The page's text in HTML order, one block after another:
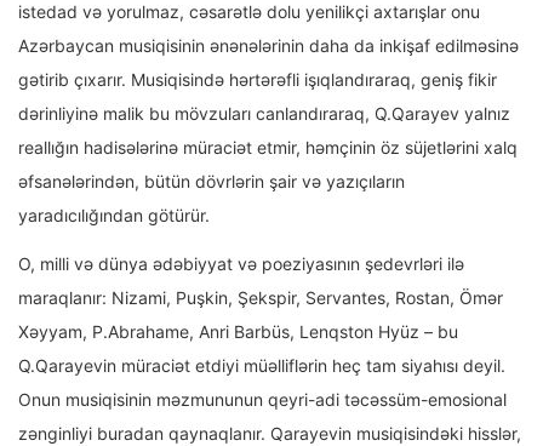
istedad və yorulmaz, cəsarətlə dolu yenilikçi axtarışlar onu
Azərbaycan musiqisinin ənənələrinin daha da inkişaf edilməsinə
gətirib çıxarır. Musiqisində hərtərəfli işıqlandıraraq, geniş fikir
dərinliyinə malik bu mövzuları canlandıraraq, Q.Qarayev yalnız
reallığın hadisələrinə müraciət etmir, həmçinin öz süjetlərini xalq
əfsanələrindən, bütün dövrlərin şair və yazıçıların
yaradıcılığından götürür.
O, milli və dünya ədəbiyyat və poeziyasının şedevrləri ilə
maraqlanır: Nizami, Puşkin, Şekspir, Servantes, Rostan, Ömər
Xəyyam, P.Abrahame, Anri Barbüs, Lenqston Hyüz – bu
Q.Qarayevin müraciət etdiyi müəlliflərin heç tam siyahısı deyil.
Onun musiqisinin məzmununun qeyri-adi təcəssüm-emosional
zənginliyi buradan qaynaqlanır. Qarayevin musiqisindəki hisslər,